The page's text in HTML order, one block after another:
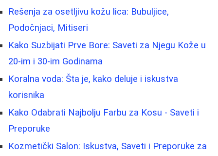
Rešenja za osetljivu kožu lica: Bubuljice,
Podočnjaci, Mitiseri
Kako Suzbijati Prve Bore: Saveti za Njegu Kože u
20-im i 30-im Godinama
Koralna voda: Šta je, kako deluje i iskustva
korisnika
Kako Odabrati Najbolju Farbu za Kosu - Saveti i
Preporuke
Kozmetički Salon: Iskustva, Saveti i Preporuke za